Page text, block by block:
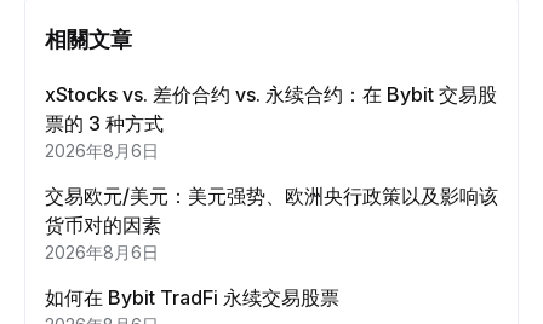
相關文章
xStocks vs. 差价合约 vs. 永续合约：在 Bybit 交易股
票的 3 种方式
2026年8月6日
交易欧元/美元：美元强势、欧洲央行政策以及影响该
货币对的因素
2026年8月6日
如何在 Bybit TradFi 永续交易股票